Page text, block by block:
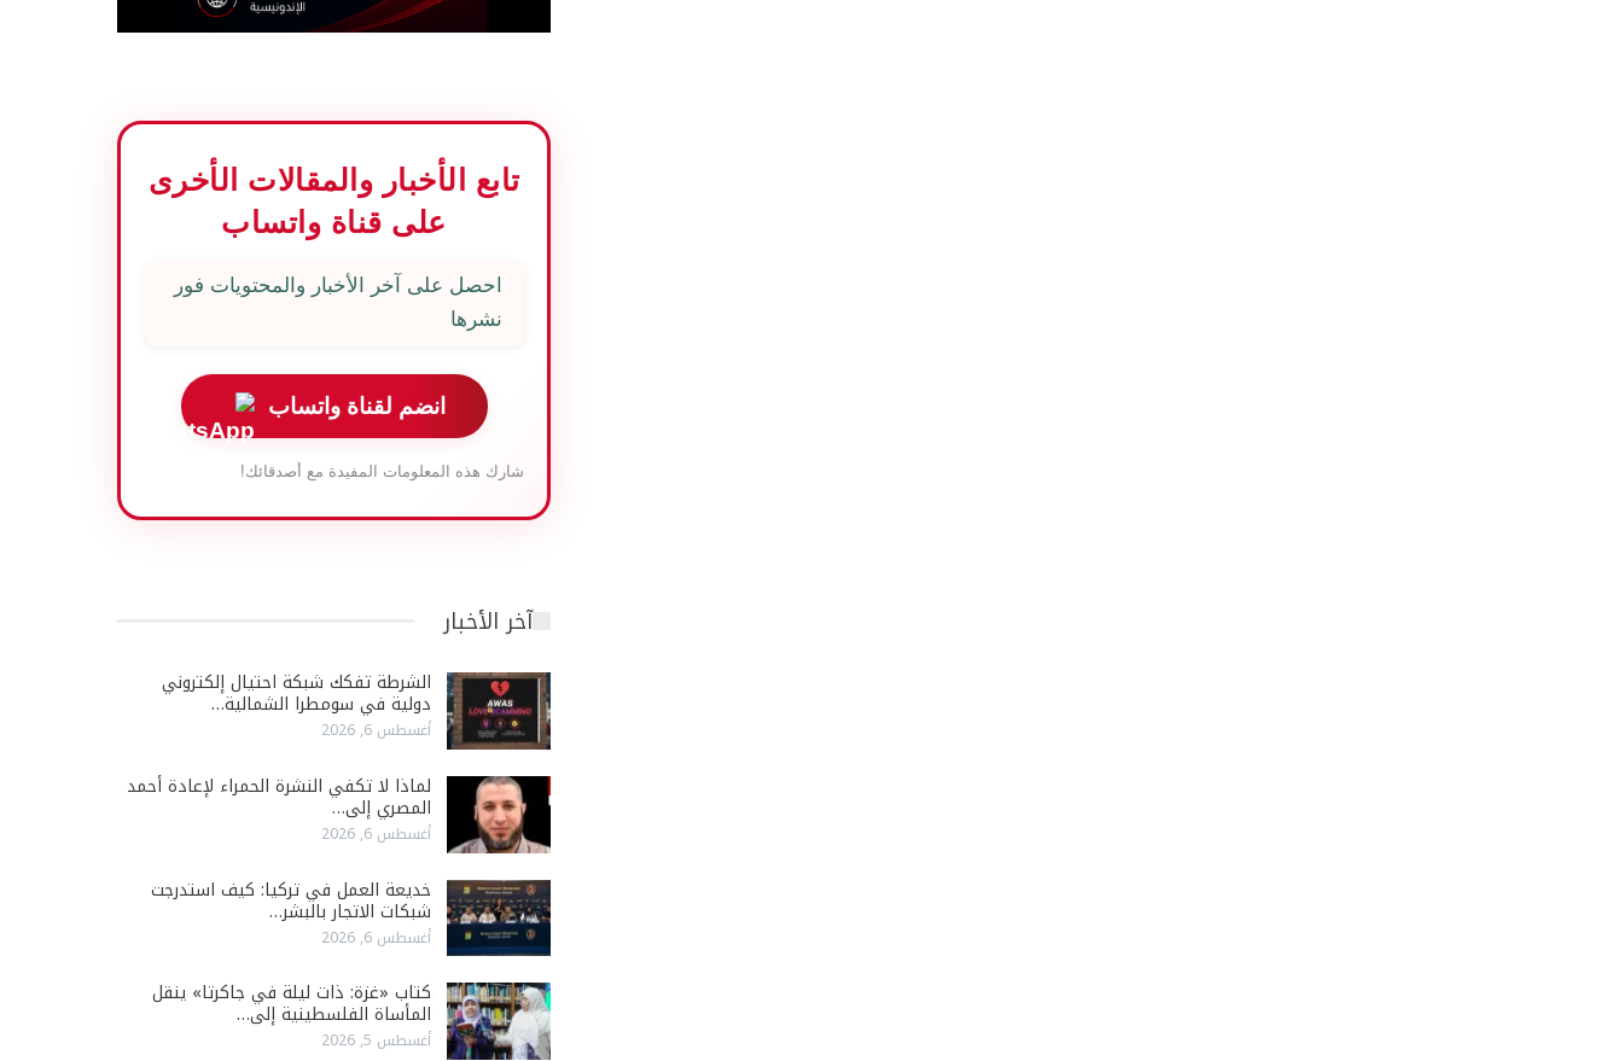
تابع الأخبار والمقالات الأخرى
على قناة واتساب
احصل على آخر الأخبار والمحتويات فور
نشرها
انضم لقناة واتساب
شارك هذه المعلومات المفيدة مع أصدقائك!
آخر الأخبار
الشرطة تفكك شبكة احتيال إلكتروني
دولية في سومطرا الشمالية…
أغسطس 6, 2026
لماذا لا تكفي النشرة الحمراء لإعادة أحمد
المصري إلى…
أغسطس 6, 2026
خديعة العمل في تركيا: كيف استدرجت
شبكات الاتجار بالبشر…
أغسطس 6, 2026
كتاب «غزة: ذات ليلة في جاكرتا» ينقل
المأساة الفلسطينية إلى…
أغسطس 5, 2026